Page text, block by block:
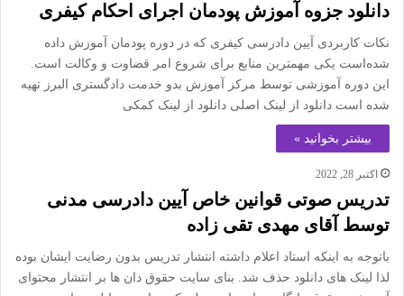
دانلود جزوه آموزش پودمان اجرای احکام کیفری
نکات کاربردی آیین دادرسی کیفری که در دوره پودمان آموزش داده
شده‌است یکی مهمترین منابع برای شروع امر قضاوت و وکالت است.
این دوره آموزشی توسط مرکز آموزش بدو خدمت دادگستری البرز تهیه
شده است دانلود از لینک اصلی دانلود از لینک کمکی
بیشتر بخوانید »
اکتبر 28, 2022
تدریس صوتی قوانین خاص آیین دادرسی مدنی
توسط آقای مهدی تقی زاده
باتوجه به اینکه استاد اعلام داشته انتشار تدریس بدون رضایت ایشان بوده
لذا لینک های دانلود حذف شد. بنای سایت حقوق دان ها بر انتشار محتوای